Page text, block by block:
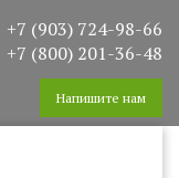
+7 (903) 724-98-66
+7 (800) 201-36-48
Напишите нам